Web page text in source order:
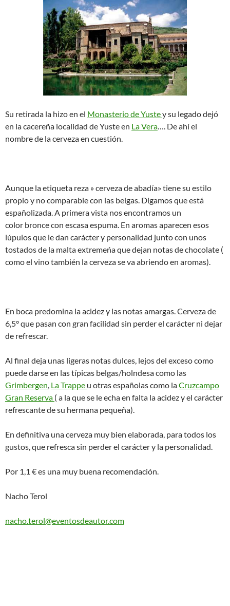
Su retirada la hizo en el Monasterio de Yustey su legado dejó
en la cacereña localidad de Yuste en La Vera …. De ahí el
nombre de la cerveza en cuestión.
Aunque la etiqueta reza » cerveza de abadía» tiene su estilo
propio y no comparable con las belgas. Digamos que está
españolizada. A primera vista nos encontramos un
color bronce con escasa espuma. En aromas aparecen esos
lúpulos que le dan carácter y personalidad junto con unos
tostados de la malta extremeńa que dejan notas de chocolate (
como el vino también la cerveza se va abriendo en aromas).
En boca predomina la acidez y las notas amargas. Cerveza de
6,5° que pasan con gran facilidad sin perder el carácter ni dejar
de refrescar.
Al final deja unas ligeras notas dulces, lejos del exceso como
puede darse en las típicas belgas/holndesa como las
Grimbergen La Trappe u otras españolas como laCruzcampo
Gran Reserva ( a la que se le echa en falta la acidez y el carácter
refrescante de su hermana pequeña).
En definitiva una cerveza muy bien elaborada, para todos los
gustos, que refresca sin perder el carácter y la personalidad.
Por 1,1 € es una muy buena recomendación.
Nacho Terol
nacho.terol@eventosdeautor.com